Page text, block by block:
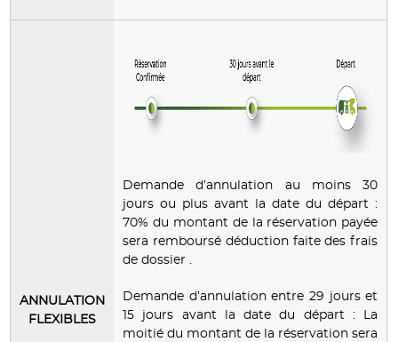
ANNULATION
FLEXIBLES
Demande d’annulation au moins 30
jours ou plus avant la date du départ :
70% du montant de la réservation payée
sera remboursé déduction faite des frais
de dossier .
Demande d’annulation entre 29 jours et
15 jours avant la date du départ : La
moitié du montant de la réservation sera